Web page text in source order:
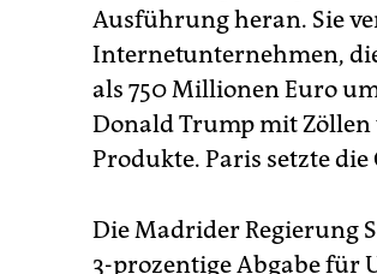
Ausführung heran. Sie
Internetunternehmen,
als 750 Millionen Euro
Donald Trump mit Zöllen
Produkte. Paris setzte
Die Madrider Regierung
3-prozentige Abgabe für